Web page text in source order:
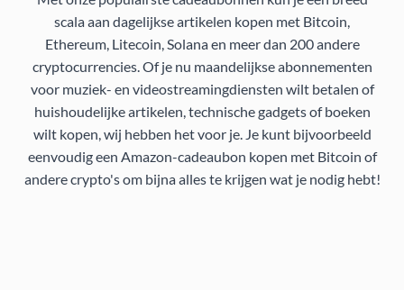
scala aan dagelijkse artikelen kopen met Bitcoin,
Ethereum, Litecoin, Solana en meer dan 200 andere
cryptocurrencies. Of je nu maandelijkse abonnementen
voor muziek- en videostreamingdiensten wilt betalen of
huishoudelijke artikelen, technische gadgets of boeken
wilt kopen, wij hebben het voor je. Je kunt bijvoorbeeld
eenvoudig een Amazon-cadeaubon kopen met Bitcoin of
andere crypto's om bijna alles te krijgen wat je nodig hebt!